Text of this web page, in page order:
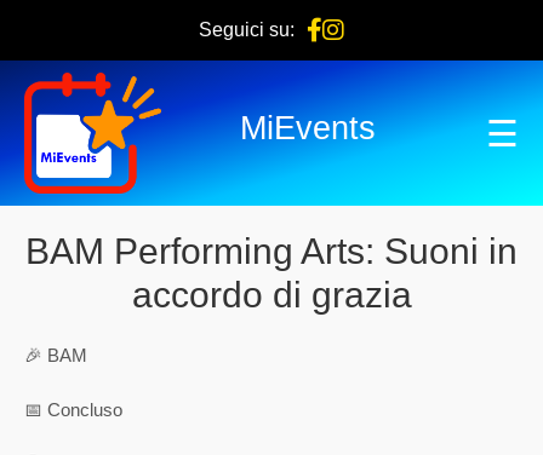
Seguici su:
MiEvents ☰
BAM Performing Arts: Suoni in
accordo di grazia
🎉 BAM
📅 Concluso